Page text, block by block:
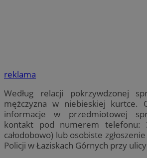
reklama
Według relacji pokrzywdzonej
mężczyzna w niebieskiej kurtce.
informacje w przedmiotowej
kontakt pod numerem
całodobowo) lub osobiste
Policji w Łaziskach Górnych przy